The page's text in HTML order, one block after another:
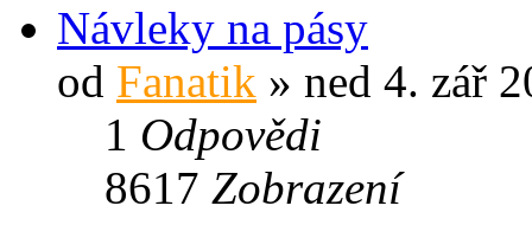
Návleky na pásy
od Fanatik » ned 4. zář
1 Odpovědi
8617 Zobrazení